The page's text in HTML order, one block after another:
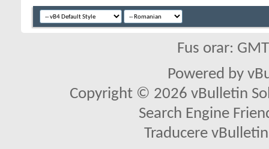
Fus orar:
Powered by
Copyright © 2026 vBulletin
Search Engine
Traducere